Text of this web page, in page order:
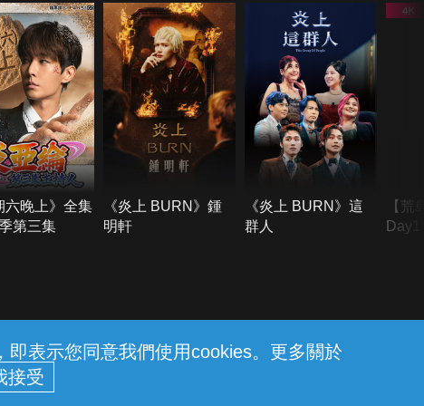
表示您同意我們使用cookies。更多關於
六晚上》全集
第三集
《炎上 BURN》鍾
明軒
《炎上 BURN》這
群人
【荒